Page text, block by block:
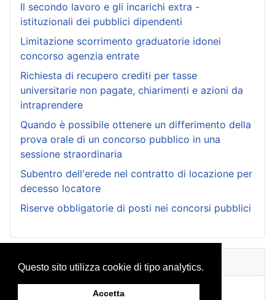
Questo sito utilizza cookie di tipo analytics.
Accetta
Il secondo lavoro e gli incarichi extra -
istituzionali dei pubblici dipendenti
Limitazione scorrimento graduatorie idonei
concorso agenzia entrate
Richiesta di recupero crediti per tasse
universitarie non pagate, chiarimenti e azioni da
intraprendere
Quando è possibile ottenere un differimento della
prova orale di un concorso pubblico in una
sessione straordinaria
Subentro dell'erede nel contratto di locazione per
decesso locatore
Riserve obbligatorie di posti nei concorsi pubblici
Archivio Consulenze